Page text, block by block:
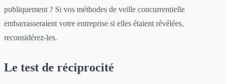
publiquement ? Si vos méthodes de veille concurrentielle
embarrasseraient votre entreprise si elles étaient révélées,
reconsidérez-les.
Le test de réciprocité